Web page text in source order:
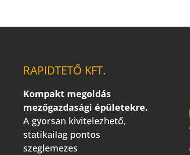
RAPIDTETŐ KFT.
Kompakt megoldás
mezőgazdasági épületekre.
A gyorsan kivitelezhető,
statikailag pontos
szeglemezes